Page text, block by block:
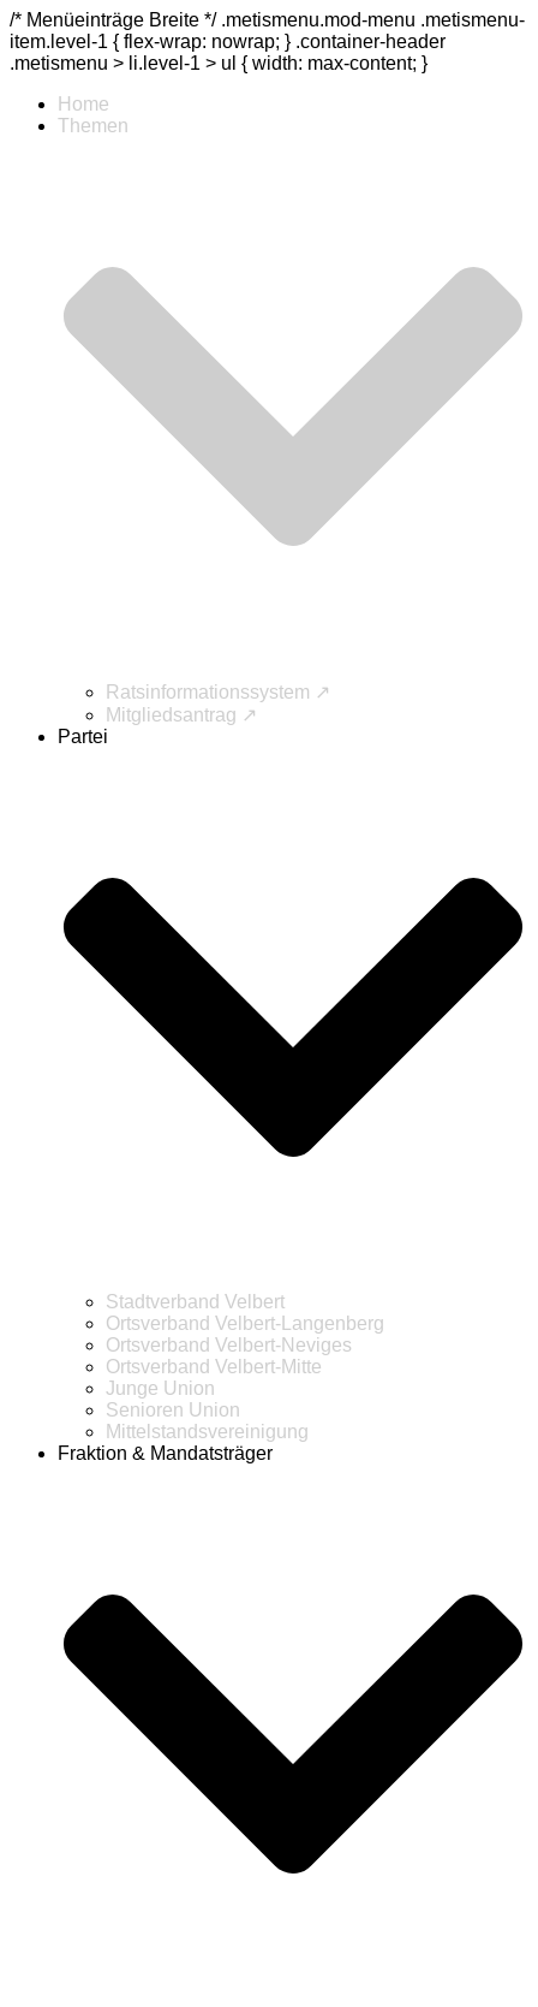
/* Menüeinträge Breite */ .metismenu.mod-menu .metismenu-
item.level-1 { flex-wrap: nowrap; } .container-header
.metismenu > li.level-1 > ul { width: max-content; }
Home
Themen
Ratsinformationssystem ↗
Mitgliedsantrag ↗
Partei
Stadtverband Velbert
Ortsverband Velbert-Langenberg
Ortsverband Velbert-Neviges
Ortsverband Velbert-Mitte
Junge Union
Senioren Union
Mittelstandsvereinigung
Fraktion & Mandatsträger